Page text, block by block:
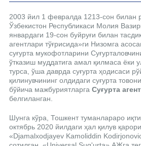
2003 йил 1 февралда 1213-сон билан
Ўзбекистон Республикаси Молия
январдаги 19-сон буйруғи билан
агентлари тўғрисида»ги Низомга
суғурта мукофотларини
ўтказиш муддатига амал қилмаса ёки
турса, ўша даврда суғурта ҳодисаси
қилинувчининг олдидаги суғурта
бўйича мажбуриятларга Суғурта
белгиланган.
Шунга кўра, Тошкент туманлараро
октябрь 2020 йилдаги ҳал қилув
«Djamalxodjayev Kamoliddin